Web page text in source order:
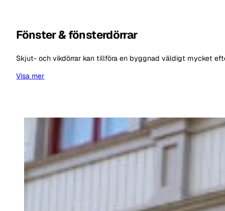
Fönster & fönsterdörrar
Skjut- och vikdörrar kan tillföra en byggnad väldigt mycket
Visa mer